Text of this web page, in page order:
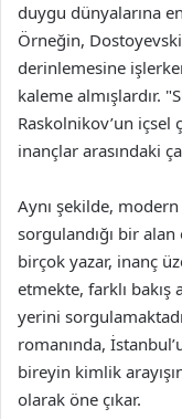
duygu dünyalarına
Örneğin,
derinlemesine
kaleme almışlardır.
Raskolnikov’un içsel
inançlar arasındaki
Aynı şekilde,
sorgulandığı bir
birçok yazar, inanç
etmekte, farklı bakış
yerini
romanında,
bireyin kimlik
olarak öne çıkar.